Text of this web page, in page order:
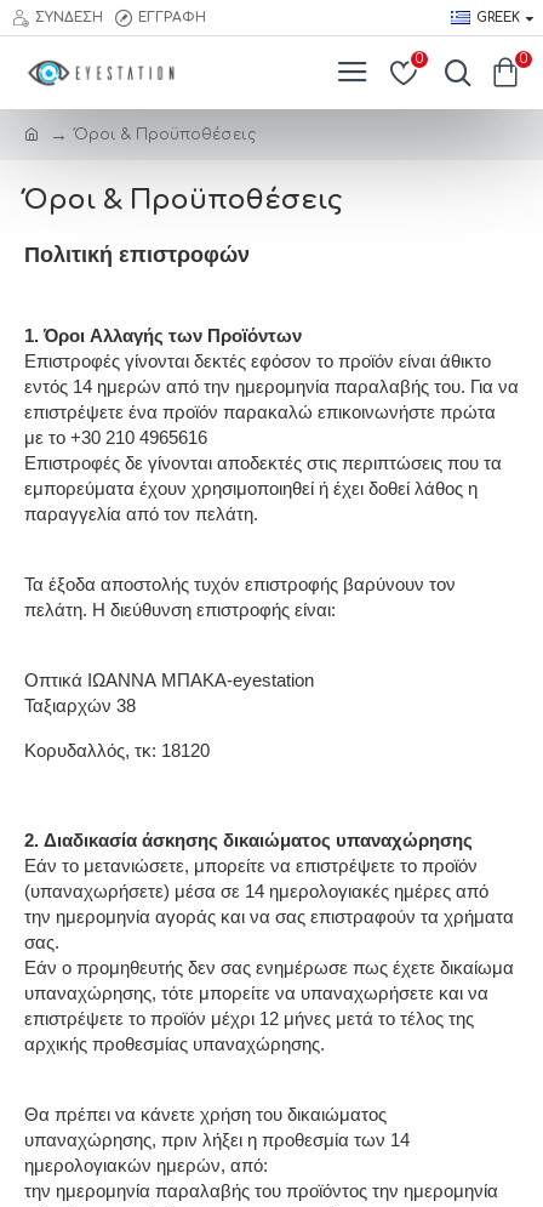
ΣΎΝΔΕΣΗ ΕΓΓΡΑΦΉ GREEK
0 0
Όροι & Προϋποθέσεις
Όροι & Προϋποθέσεις
Πολιτική επιστροφών
1. Όροι Αλλαγής των Προϊόντων
Επιστροφές γίνονται δεκτές εφόσον το προϊόν είναι άθικτο
εντός 14 ημερών από την ημερομηνία παραλαβής του. Για να
επιστρέψετε ένα προϊόν παρακαλώ επικοινωνήστε πρώτα
με το +30 210 4965616
Επιστροφές δε γίνονται αποδεκτές στις περιπτώσεις που τα
εμπορεύματα έχουν χρησιμοποιηθεί ή έχει δοθεί λάθος η
παραγγελία από τον πελάτη.
Τα έξοδα αποστολής τυχόν επιστροφής βαρύνουν τον
πελάτη. Η διεύθυνση επιστροφής είναι:
Οπτικά ΙΩΑΝΝΑ ΜΠΑΚΑ-eyestation
Ταξιαρχών 38
Κορυδαλλός, τκ: 18120
2. Διαδικασία άσκησης δικαιώματος υπαναχώρησης
Εάν το μετανιώσετε, μπορείτε να επιστρέψετε το προϊόν
(υπαναχωρήσετε) μέσα σε 14 ημερολογιακές ημέρες από
την ημερομηνία αγοράς και να σας επιστραφούν τα χρήματα
σας.
Εάν ο προμηθευτής δεν σας ενημέρωσε πως έχετε δικαίωμα
υπαναχώρησης, τότε μπορείτε να υπαναχωρήσετε και να
επιστρέψετε το προϊόν μέχρι 12 μήνες μετά το τέλος της
αρχικής προθεσμίας υπαναχώρησης.
Θα πρέπει να κάνετε χρήση του δικαιώματος
υπαναχώρησης, πριν λήξει η προθεσμία των 14
ημερολογιακών ημερών, από:
την ημερομηνία παραλαβής του προϊόντος την ημερομηνία